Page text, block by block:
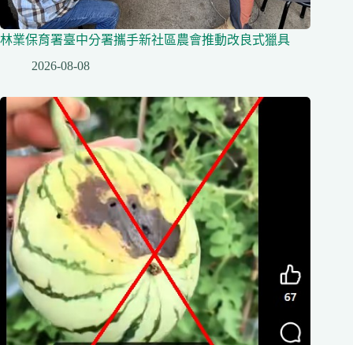
林業保育署臺中分署攜手新社區農會推動改良式獵具
2026-08-08